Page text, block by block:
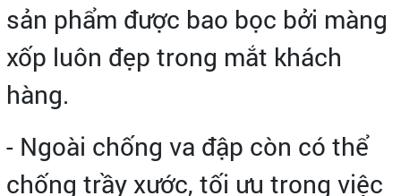
sản phẩm được bao bọc bởi màng
xốp luôn đẹp trong mắt khách
hàng.
- Ngoài chống va đập còn có thể
chống trầy xước, tối ưu trong việc